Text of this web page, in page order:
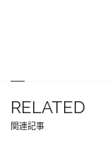
RELATED
関連記事